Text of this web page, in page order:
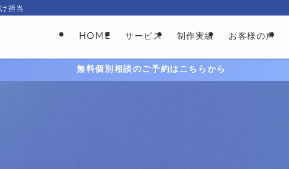
担当
HOME サービス 制作実績 お客様の声
無料個別相談のご予約はこちらから